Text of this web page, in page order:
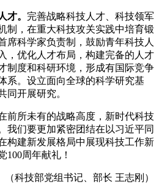
才。 完善战略科技人才、科技领军
制，在重大科技攻关实践中培育锻
席科学家负责制，鼓励青年科技人
，优化人才布局，构建完备的人才
制度和科研环境，形成有国际竞争
系。设立面向全球的科学研究基
同开展研究。
前所未有的战略高度，新时代科技
我们要更加紧密团结在以习近平同
构建新发展格局中展现科技工作新
100周年献礼！
（科技部党组书记、部长 王志刚）